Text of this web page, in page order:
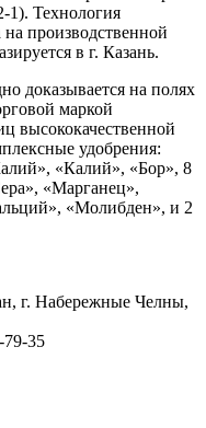
Технология
производственной
в г. Казань.
доказывается на полях
маркой
высококачественной
удобрения:
«Калий», «Бор», 8
«Марганец»,
«Молибден», и 2
г. Набережные Челны,
79-35